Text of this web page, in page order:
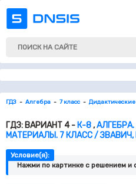
ГДЗ Алгебра 7 класс
ГДЗ: ВАРИАНТ 4 - К-8,
МАТЕРИАЛЫ. 7 КЛАСС / ЗВАВИЧ,
Условие(я):
Нажми по картинке c решением и